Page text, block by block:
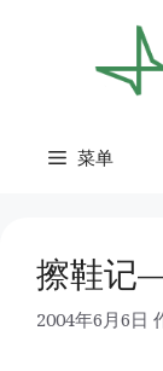
菜单
擦鞋记
2004年6月6日